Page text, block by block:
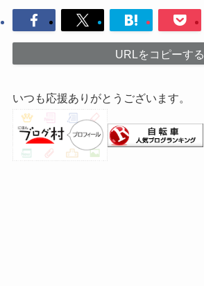
URLをコピーする
いつも応援ありがとうございます。